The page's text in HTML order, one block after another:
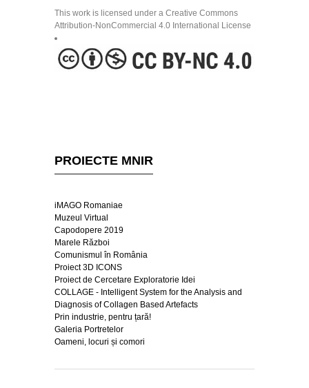
This work is licensed under a Creative Commons
Attribution-NonCommercial 4.0 International License
PROIECTE MNIR
iMAGO Romaniae
Muzeul Virtual
Capodopere 2019
Marele Război
Comunismul în România
Proiect 3D ICONS
Proiect de Cercetare Exploratorie Idei
COLLAGE - Intelligent System for the Analysis and
Diagnosis of Collagen Based Artefacts
Prin industrie, pentru țară!
Galeria Portretelor
Oameni, locuri și comori